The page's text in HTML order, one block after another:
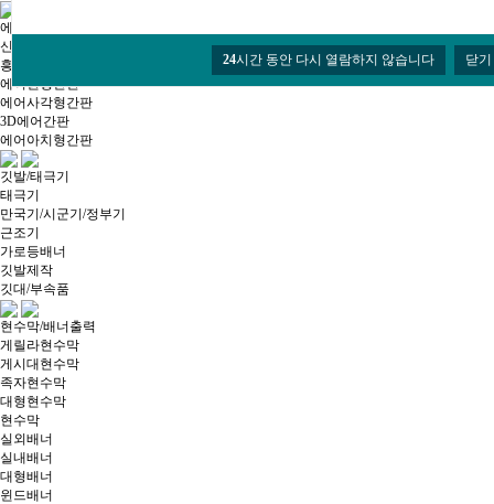
24시간 동안 다시 열람하지 않습니다 닫기
에어간판
신제품
흥부자에어간판
에어원형간판
에어사각형간판
3D에어간판
에어아치형간판
깃발/태극기
태극기
만국기/시군기/정부기
근조기
가로등배너
깃발제작
깃대/부속품
현수막/배너출력
게릴라현수막
게시대현수막
족자현수막
대형현수막
현수막
실외배너
실내배너
대형배너
윈드배너